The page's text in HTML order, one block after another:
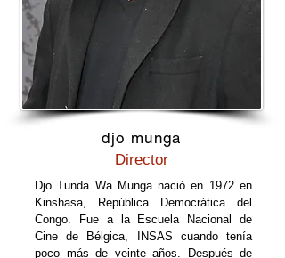
djo munga
Director
Djo Tunda Wa Munga nació en 1972 en
Kinshasa, República Democrática del
Congo. Fue a la Escuela Nacional de
Cine de Bélgica, INSAS cuando tenía
poco más de veinte años. Después de